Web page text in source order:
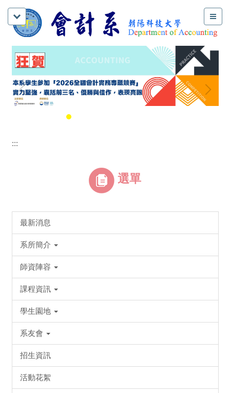
:::
選單
最新消息
系所簡介
師資陣容
課程資訊
學生園地
系友會
招生資訊
活動花絮